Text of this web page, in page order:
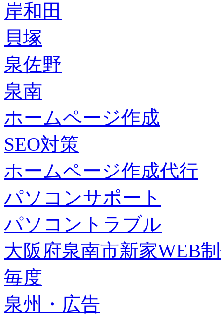
岸和田
貝塚
泉佐野
泉南
ホームページ作成
SEO対策
ホームページ作成代行
パソコンサポート
パソコントラブル
大阪府泉南市新家WEB
毎度
泉州・広告